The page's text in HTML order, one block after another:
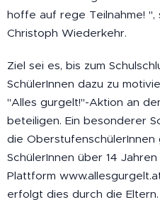
hoffe auf rege Teilnahme!
Christoph Wiederkehr.
Ziel sei es, bis zum
SchülerInnen dazu zu
"Alles gurgelt!"-Aktion an
beteiligen. Ein besonderer
die OberstufenschülerInnen
SchülerInnen über 14
Plattform
erfolgt dies durch die